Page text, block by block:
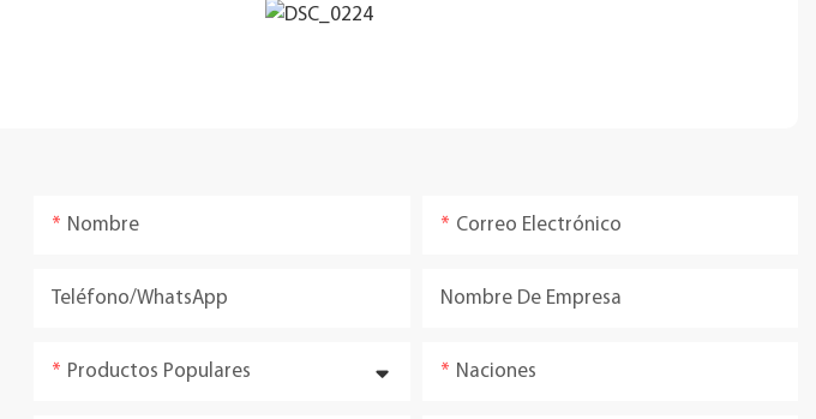
Nombre Correo Electrónico
Teléfono/WhatsApp Nombre De Empresa
Productos Populares Naciones